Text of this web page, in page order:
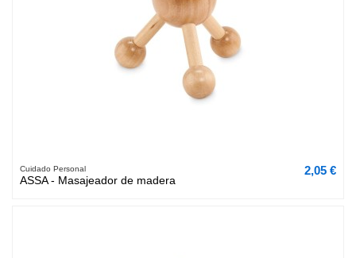
Cuidado Personal
ASSA - Masajeador de madera
2,05 €